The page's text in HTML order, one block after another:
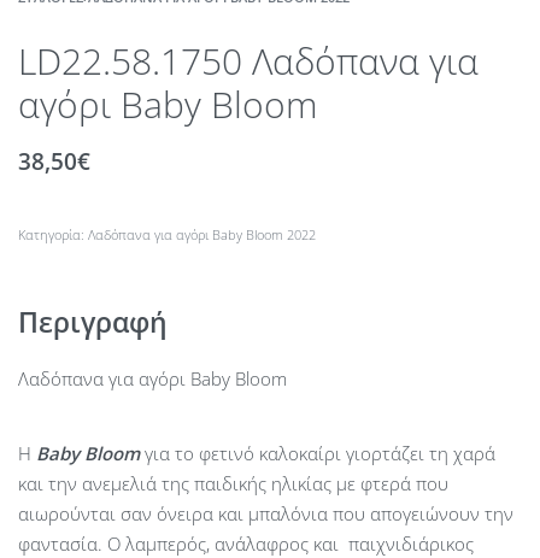
LD22.58.1750 Λαδόπανα για
αγόρι Baby Bloom
38,50€
Κατηγορία: Λαδόπανα για αγόρι Baby Bloom 2022
Περιγραφή
Λαδόπανα για αγόρι Baby Bloom
Η Baby Bloom για το φετινό καλοκαίρι γιορτάζει τη χαρά
και την ανεμελιά της παιδικής ηλικίας με φτερά που
αιωρούνται σαν όνειρα και μπαλόνια που απογειώνουν την
φαντασία. Ο λαμπερός, ανάλαφρος και παιχνιδιάρικος